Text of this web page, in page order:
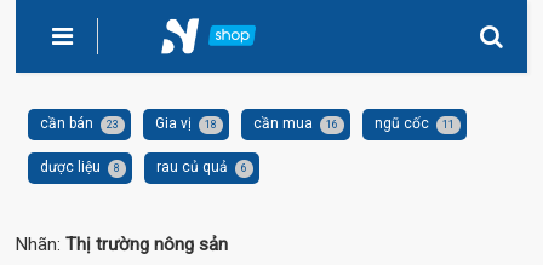
cần bán 23 Gia vị 18 cần mua 16 ngũ cốc 11
dược liệu 8 rau củ quả 6
Nhãn:Thị trường nông sản